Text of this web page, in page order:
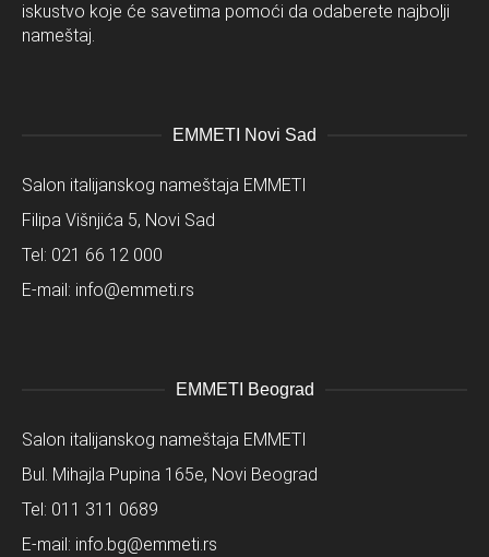
iskustvo koje će savetima pomoći da odaberete najbolji
nameštaj.
EMMETI Novi Sad
Salon italijanskog nameštaja EMMETI
Filipa Višnjića 5, Novi Sad
Tel: 021 66 12 000
E-mail: info@emmeti.rs
EMMETI Beograd
Salon italijanskog nameštaja EMMETI
Bul. Mihajla Pupina 165e, Novi Beograd
Tel: 011 311 0689
E-mail: info.bg@emmeti.rs